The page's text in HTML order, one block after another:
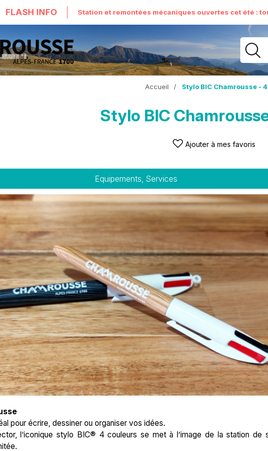
FLASH INFO Station et remontées mécaniques ouvertes cet été :
Accueil / Stylo BIC Chamrousse -
Stylo BIC
Ajouter à mes favoris
Equipements, Services
pour écrire, dessiner ou organiser vos idées.
l’iconique stylo BIC® 4 couleurs se met à l’image de la station de